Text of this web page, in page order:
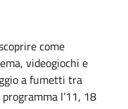
come
videogiochi e
a fumetti tra
l’11, 18